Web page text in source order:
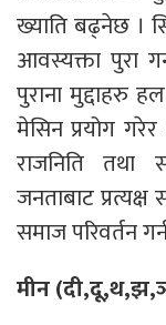
ख्याति बढ्नेछ ।
आवस्यक्ता पुरा
पुराना मुद्दाहरु
मेसिन प्रयोग
राजनिति तथा
जनताबाट
समाज परिवर्तन
मीन